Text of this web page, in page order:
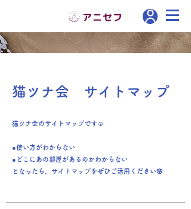
猫ツナ会 サイトマップ
猫ツナ会のサイトマップです☺
●使い方がわからない
●どこにあの部屋があるのかわからない
となったら、サイトマップをぜひご活用ください🌸